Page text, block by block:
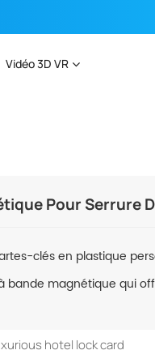
Vidéo 3D VR
Pour Serrure
clés en plastique
bande magnétique qui
hotel lock card